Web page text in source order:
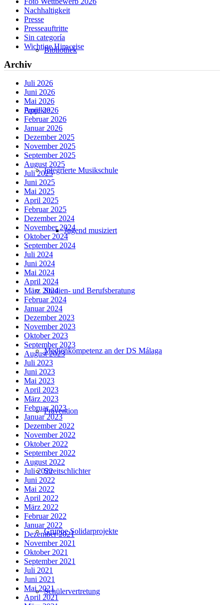
Bibliothek
Projekte
Integrierte Musikschule
Jugend musiziert
Studien- und Berufsberatung
Medienkompetenz an der DS Málaga
Prävention
Streitschlichter
Gruppe Solidarprojekte
Schülervertretung
Nachhaltigkeit
Presse
Presseauftritte
Sin categoría
Wichtige Hinweise
Archiv
Juli 2026
Juni 2026
Mai 2026
April 2026
Februar 2026
Januar 2026
Dezember 2025
November 2025
September 2025
August 2025
Juli 2025
Juni 2025
Mai 2025
April 2025
Februar 2025
Dezember 2024
November 2024
Oktober 2024
September 2024
Juli 2024
Juni 2024
Mai 2024
April 2024
März 2024
Februar 2024
Januar 2024
Dezember 2023
November 2023
Oktober 2023
September 2023
August 2023
Juli 2023
Juni 2023
Mai 2023
April 2023
März 2023
Februar 2023
Januar 2023
Dezember 2022
November 2022
Oktober 2022
September 2022
August 2022
Juli 2022
Juni 2022
Mai 2022
April 2022
März 2022
Februar 2022
Januar 2022
Dezember 2021
November 2021
Oktober 2021
September 2021
Juli 2021
Juni 2021
Mai 2021
April 2021